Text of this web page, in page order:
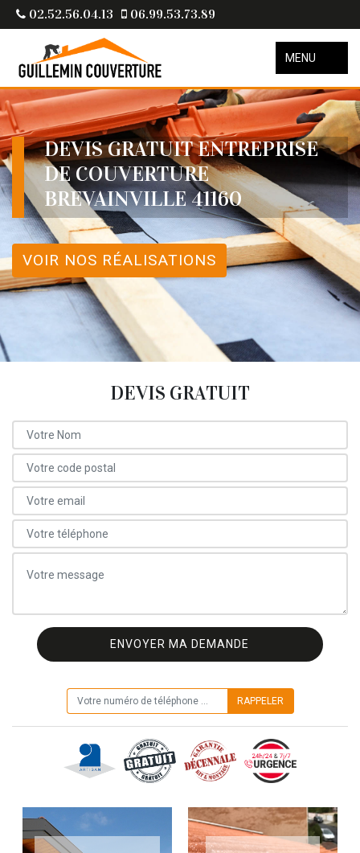
02.52.56.04.13 06.99.53.73.89
MENU
DEVIS GRATUIT ENTREPRISE
DE COUVERTURE
BREVAINVILLE 41160
VOIR NOS RÉALISATIONS
DEVIS GRATUIT